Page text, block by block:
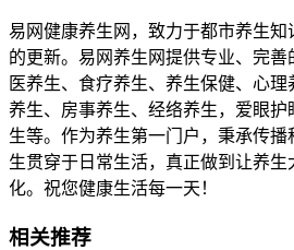
易网健康养生网，致力于都市养生
的更新。易网养生网提供专业、完
医养生、食疗养生、养生保健、心
养生、房事养生、经络养生，爱眼
生等。作为养生第一门户，秉承传
生贯穿于日常生活，真正做到让养
化。祝您健康生活每一天！
相关推荐